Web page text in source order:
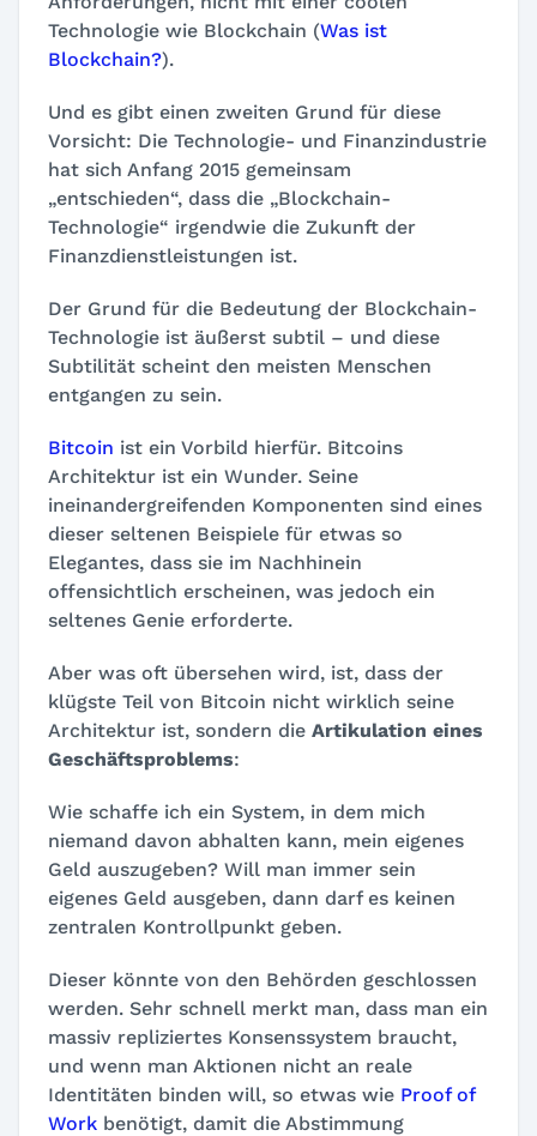
Technologie wie Blockchain (Was ist
Blockchain?).
Und es gibt einen zweiten Grund für diese
Vorsicht: Die Technologie- und Finanzindustrie
hat sich Anfang 2015 gemeinsam
„entschieden“, dass die „Blockchain-
Technologie“ irgendwie die Zukunft der
Finanzdienstleistungen ist.
Der Grund für die Bedeutung der Blockchain-
Technologie ist äußerst subtil – und diese
Subtilität scheint den meisten Menschen
entgangen zu sein.
Bitcoin ist ein Vorbild hierfür. Bitcoins
Architektur ist ein Wunder. Seine
ineinandergreifenden Komponenten sind eines
dieser seltenen Beispiele für etwas so
Elegantes, dass sie im Nachhinein
offensichtlich erscheinen, was jedoch ein
seltenes Genie erforderte.
Aber was oft übersehen wird, ist, dass der
klügste Teil von Bitcoin nicht wirklich seine
Architektur ist, sondern die Artikulation eines
Geschäftsproblems:
Wie schaffe ich ein System, in dem mich
niemand davon abhalten kann, mein eigenes
Geld auszugeben? Will man immer sein
eigenes Geld ausgeben, dann darf es keinen
zentralen Kontrollpunkt geben.
Dieser könnte von den Behörden geschlossen
werden. Sehr schnell merkt man, dass man ein
massiv repliziertes Konsenssystem braucht,
und wenn man Aktionen nicht an reale
Identitäten binden will, so etwas wie Proof of
Work benötigt, damit die Abstimmung